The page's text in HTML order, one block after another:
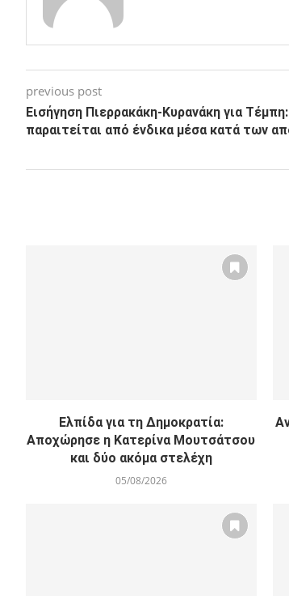
previous post
Εισήγηση Πιερρακάκη-Κυρανάκη για
παραιτείται από ένδικα μέσα κατά των
Ελπίδα για τη Δημοκρατία:
Αποχώρησε η Κατερίνα Μουτσάτσου
και δύο ακόμα στελέχη
05/08/2026